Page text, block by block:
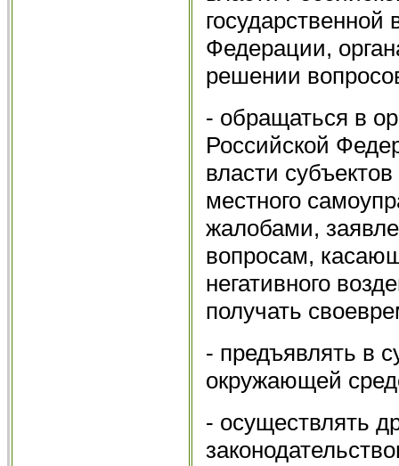
государственной
Федерации,
решении
- обращаться в
Российской
власти
местного
жалобами,
вопросам,
негативного
получать
- предъявлять в
окружающей
- осуществлять